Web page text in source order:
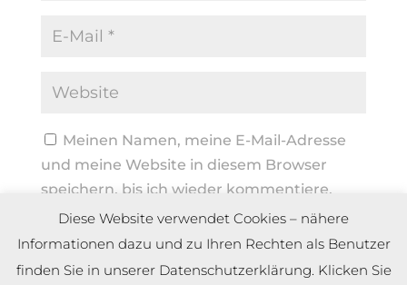
Meinen Namen, meine E-Mail-Adresse
und meine Website in diesem Browser
speichern, bis ich wieder kommentiere.
Diese Website verwendet Cookies – nähere
Informationen dazu und zu Ihren Rechten als Benutzer
finden Sie in unserer Datenschutzerklärung. Klicken Sie